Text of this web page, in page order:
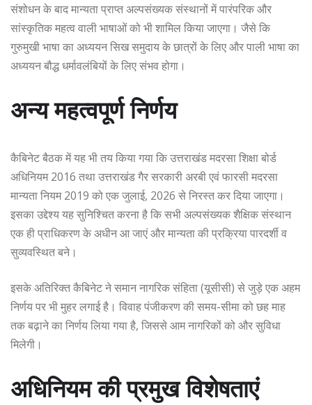
संशोधन के बाद मान्यता प्राप्त अल्पसंख्यक संस्थानों में पारंपरिक और
सांस्कृतिक महत्व वाली भाषाओं को भी शामिल किया जाएगा। जैसे कि
गुरुमुखी भाषा का अध्ययन सिख समुदाय के छात्रों के लिए और पाली भाषा का
अध्ययन बौद्ध धर्मावलंबियों के लिए संभव होगा।
अन्य महत्वपूर्ण निर्णय
कैबिनेट बैठक में यह भी तय किया गया कि उत्तराखंड मदरसा शिक्षा बोर्ड
अधिनियम 2016 तथा उत्तराखंड गैर सरकारी अरबी एवं फारसी मदरसा
मान्यता नियम 2019 को एक जुलाई, 2026 से निरस्त कर दिया जाएगा।
इसका उद्देश्य यह सुनिश्चित करना है कि सभी अल्पसंख्यक शैक्षिक संस्थान
एक ही प्राधिकरण के अधीन आ जाएं और मान्यता की प्रक्रिया पारदर्शी व
सुव्यवस्थित बने।
इसके अतिरिक्त कैबिनेट ने समान नागरिक संहिता (यूसीसी) से जुड़े एक अहम
निर्णय पर भी मुहर लगाई है। विवाह पंजीकरण की समय-सीमा को छह माह
तक बढ़ाने का निर्णय लिया गया है, जिससे आम नागरिकों को और सुविधा
मिलेगी।
अधिनियम की प्रमुख विशेषताएं